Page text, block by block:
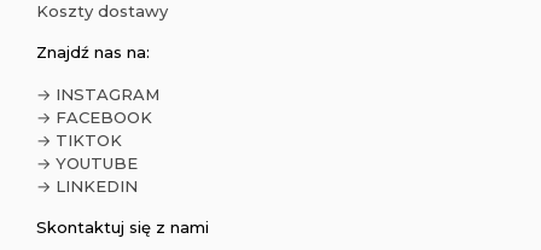
Koszty dostawy
Znajdź nas na:
→ INSTAGRAM
→ FACEBOOK
→ TIKTOK
→ YOUTUBE
→ LINKEDIN
Skontaktuj się z nami